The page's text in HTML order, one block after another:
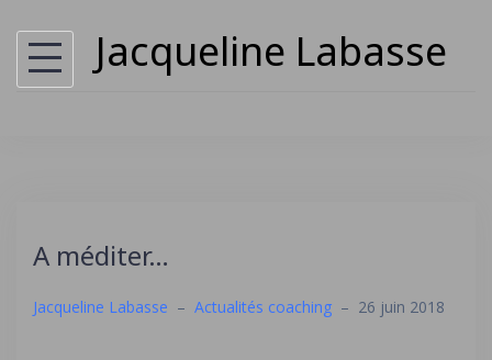
Jacqueline Labasse
A méditer…
Jacqueline Labasse – Actualités coaching – 26 juin 2018